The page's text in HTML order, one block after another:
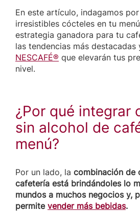
En este artículo, indagamos
irresistibles cócteles en tu
estrategia ganadora para tu
las tendencias más destacadas
NESCAFÉ® que elevarán tus
nivel.
¿Por qué integrar
sin alcohol de
menú?
Por un lado, la combinación de
cafetería está brindándoles lo
mundos a muchos negocios y,
permite vender más bebidas.